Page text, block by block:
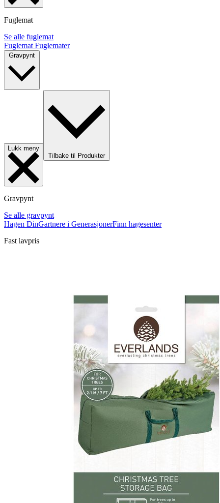
Fuglemat
Se alle fuglemat
Fuglemat Fuglemater
Lukk meny
Tilbake til Produkter
Gravpynt
Se alle gravpynt
Hagen DinGartnere i GenerasjonerFinn hagesenter
Fast lavpris